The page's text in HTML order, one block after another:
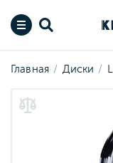
Главная Диски